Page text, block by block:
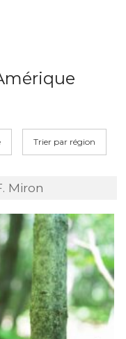
Trier par région
Miron